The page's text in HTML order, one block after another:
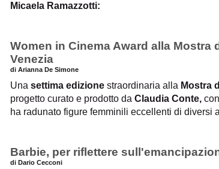
Micaela Ramazzotti:
Women in Cinema Award alla Mostra
Venezia
di Arianna De Simone
Una settima edizione straordinaria alla Mostra
progetto curato e prodotto da Claudia Conte,
ha radunato figure femminili eccellenti di diversi
Barbie, per riflettere
di Dario Cecconi